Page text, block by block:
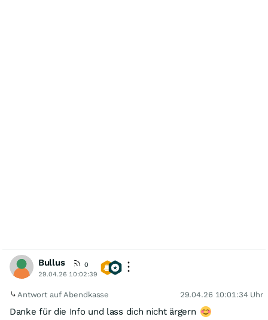
Bullus
0
29.04.26 10:02:39
Antwort auf Abendkasse 29.04.26 10:01:34 Uhr
Danke für die Info und lass dich nicht ärgern